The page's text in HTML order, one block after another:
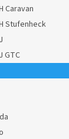
Caravan
Stufenheck
GTC